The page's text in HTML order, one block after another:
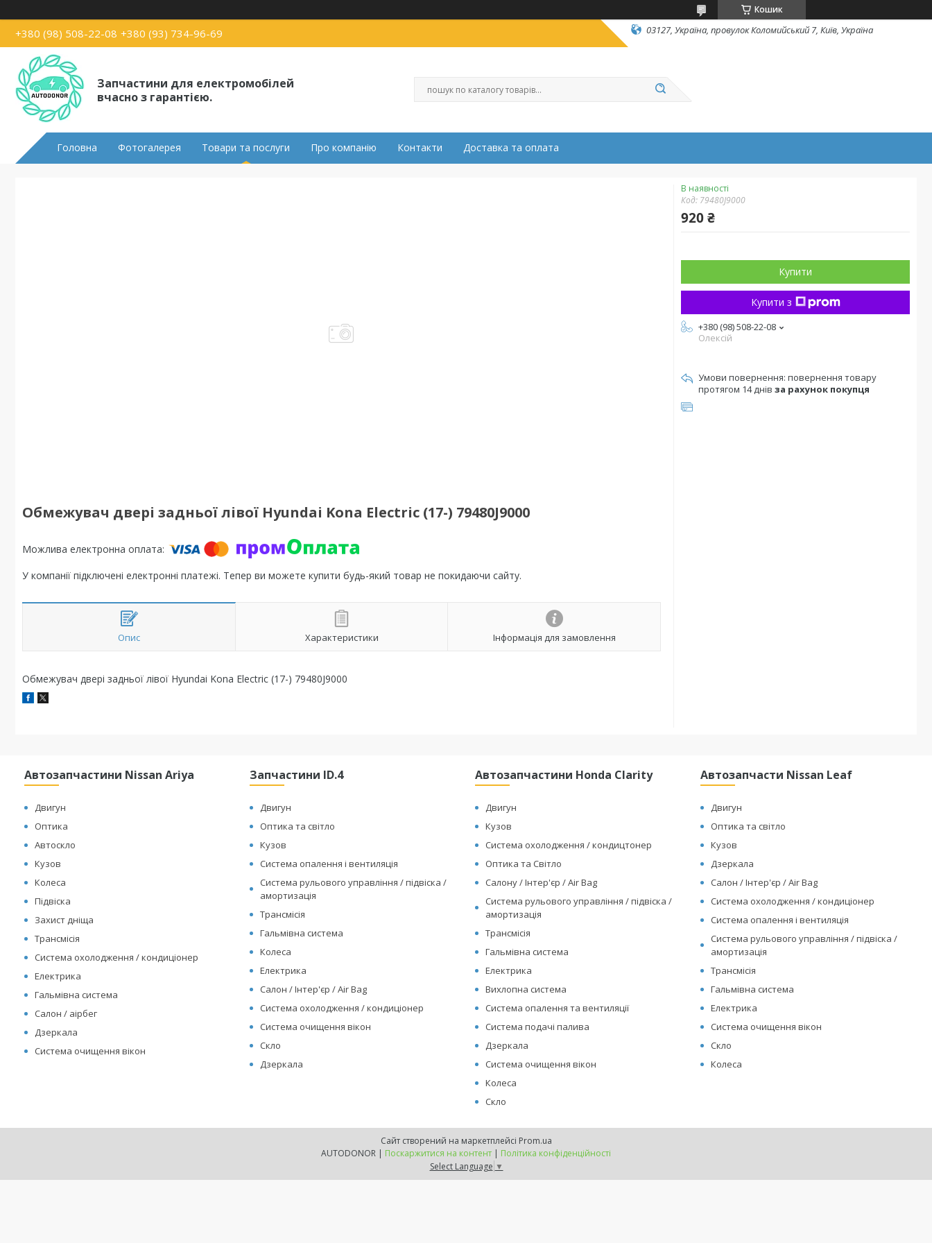
Кошик
+380 (98) 508-22-08 +380 (93) 734-96-69 03127, Україна, провулок Коломийський 7, Київ, Україна
Запчастини для електромобілей
вчасно з гарантією.
Головна Фотогалерея Товари та послуги Про компанію Контакти Доставка та оплата
Обмежувач двері задньої лівої Hyundai Kona Electric (17-) 79480J9000
У компанії підключені електронні платежі. Тепер ви можете купити будь-який товар не покидаючи сайту.
Опис Характеристики Інформація для замовлення
Обмежувач двері задньої лівої Hyundai Kona Electric (17-) 79480J9000
В наявності
Код: 79480J9000
920 ₴
Купити
Купити з
+380 (98) 508-22-08
Олексій
повернення товару
протягом 14 днів за рахунок покупця
Автозапчастини Nissan Ariya
Двигун
Оптика
Автоскло
Кузов
Колеса
Підвіска
Захист дніща
Трансмісія
Система охолодження / кондиціонер
Електрика
Гальмівна система
Салон / аірбег
Дзеркала
Система очищення вікон
Запчастини ID.4
Двигун
Оптика та світло
Кузов
Система опалення і вентиляція
Система рульового управління / підвіска /
амортизація
Трансмісія
Гальмівна система
Колеса
Електрика
Салон / Інтер'єр / Air Bag
Система охолодження / кондиціонер
Система очищення вікон
Скло
Дзеркала
Автозапчастини Honda Clarity
Двигун
Кузов
Система охолодження / кондицтонер
Оптика та Світло
Салону / Інтер'єр / Air Bag
Система рульового управління / підвіска /
амортизація
Трансмісія
Гальмівна система
Електрика
Вихлопна система
Система опалення та вентиляції
Система подачі палива
Дзеркала
Система очищення вікон
Колеса
Скло
Автозапчасти Nissan Leaf
Двигун
Оптика та світло
Кузов
Дзеркала
Салон / Інтер'єр / Air Bag
Система охолодження / кондиціонер
Система опалення і вентиляція
Система рульового управління / підвіска /
амортизація
Трансмісія
Гальмівна система
Електрика
Система очищення вікон
Скло
Колеса
Сайт створений на маркетплейсі Prom.ua
AUTODONOR | Поскаржитися на контент | Політика конфіденційності
Select Language ▼